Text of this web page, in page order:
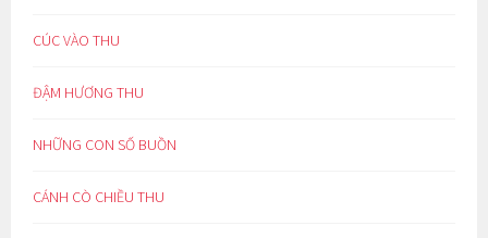
CÚC VÀO THU
ĐẬM HƯƠNG THU
NHỮNG CON SỐ BUỒN
CÁNH CÒ CHIỀU THU